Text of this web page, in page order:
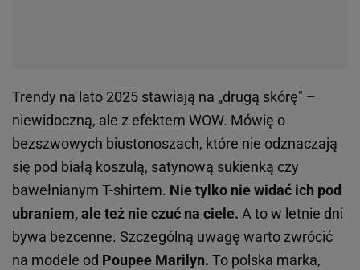
Trendy na lato 2025 stawiają na „drugą skórę" –
niewidoczną, ale z efektem WOW. Mówię o
bezszwowych biustonoszach, które nie odznaczają
się pod białą koszulą, satynową sukienką czy
bawełnianym T-shirtem. Nie tylko nie widać ich pod
ubraniem, ale też nie czuć na ciele. A to w letnie dni
bywa bezcenne. Szczególną uwagę warto zwrócić
na modele od Poupee Marilyn. To polska marka,